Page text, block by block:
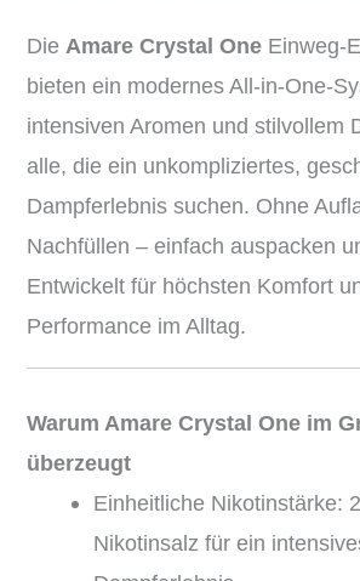
Die Amare Crystal One Einweg-
bieten ein modernes All-in-One-
intensiven Aromen und stilvollem
alle, die ein unkompliziertes,
Dampferlebnis suchen. Ohne
Nachfüllen – einfach auspacken
Entwickelt für höchsten Komfort
Performance im Alltag.
Warum Amare Crystal One im
überzeugt
Einheitliche Nikotinstärke:
Nikotinsalz für ein